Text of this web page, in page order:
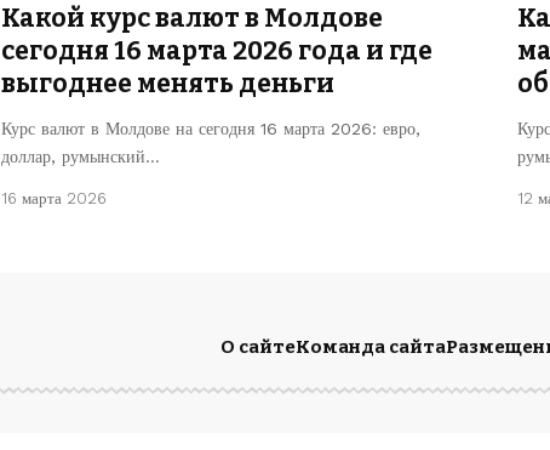
Какой курс валют в Молдове
сегодня 16 марта 2026 года и где
выгоднее менять деньги
Курс валют в Молдове на сегодня 16 марта 2026: евро,
доллар, румынский…
16 марта 2026 12
О сайтеКоманда сайта